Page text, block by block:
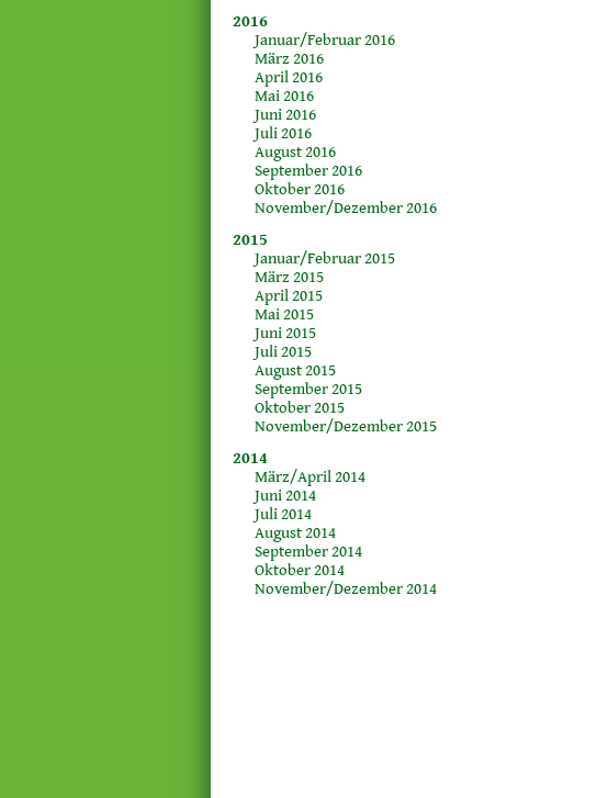
2016
Januar/Februar 2016
März 2016
April 2016
Mai 2016
Juni 2016
Juli 2016
August 2016
September 2016
Oktober 2016
November/Dezember 2016
2015
Januar/Februar 2015
März 2015
April 2015
Mai 2015
Juni 2015
Juli 2015
August 2015
September 2015
Oktober 2015
November/Dezember 2015
2014
März/April 2014
Juni 2014
Juli 2014
August 2014
September 2014
Oktober 2014
November/Dezember 2014